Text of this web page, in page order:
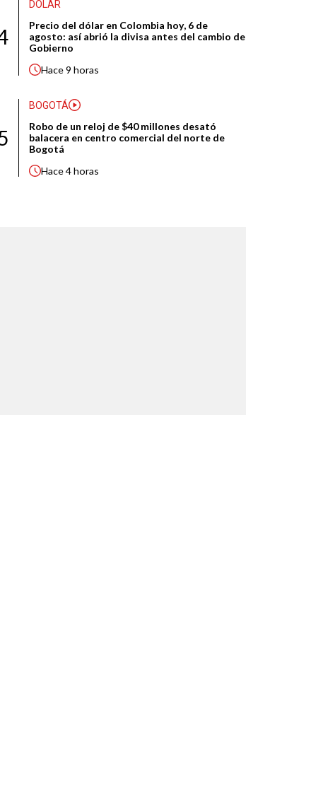
DÓLAR
Precio del dólar en Colombia hoy, 6 de
agosto: así abrió la divisa antes del cambio de
Gobierno
Hace9 horas
BOGOTÁ
Robo de un reloj de $40 millones desató
balacera en centro comercial del norte de
Bogotá
Hace4 horas